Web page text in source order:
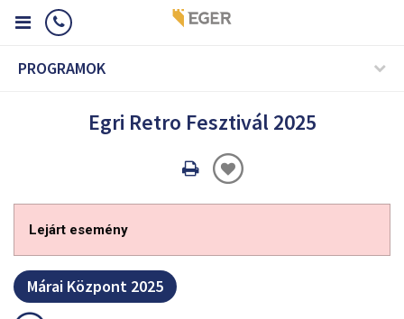
PROGRAMOK
Egri Retro Fesztivál 2025
Oldal
Lejárt esemény
Márai Központ 2025